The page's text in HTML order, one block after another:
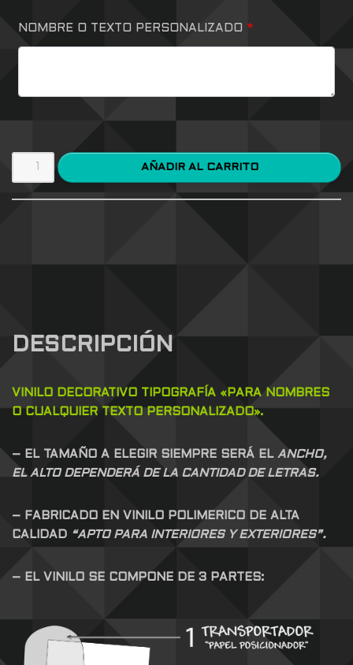
NOMBRE O TEXTO PERSONALIZADO *
AÑADIR AL CARRITO
DESCRIPCIÓN
VINILO DECORATIVO TIPOGRAFÍA «PARA NOMBRES
O CUALQUIER TEXTO PERSONALIZADO».
– EL TAMAÑO A ELEGIR SIEMPRE SERÁ EL ANCHO,
EL ALTO DEPENDERÁ DE LA CANTIDAD DE LETRAS.
– FABRICADO EN VINILO POLIMERICO DE ALTA
CALIDAD “APTO PARA INTERIORES Y EXTERIORES”.
– EL VINILO SE COMPONE DE 3 PARTES: